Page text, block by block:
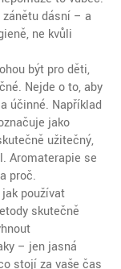
dásní – a
ne kvůli
být pro děti,
Nejde o to, aby
účinné. Například
jako
užitečný,
Aromaterapie se
proč.
používat
skutečně
– jen jasná
stojí za vaše čas